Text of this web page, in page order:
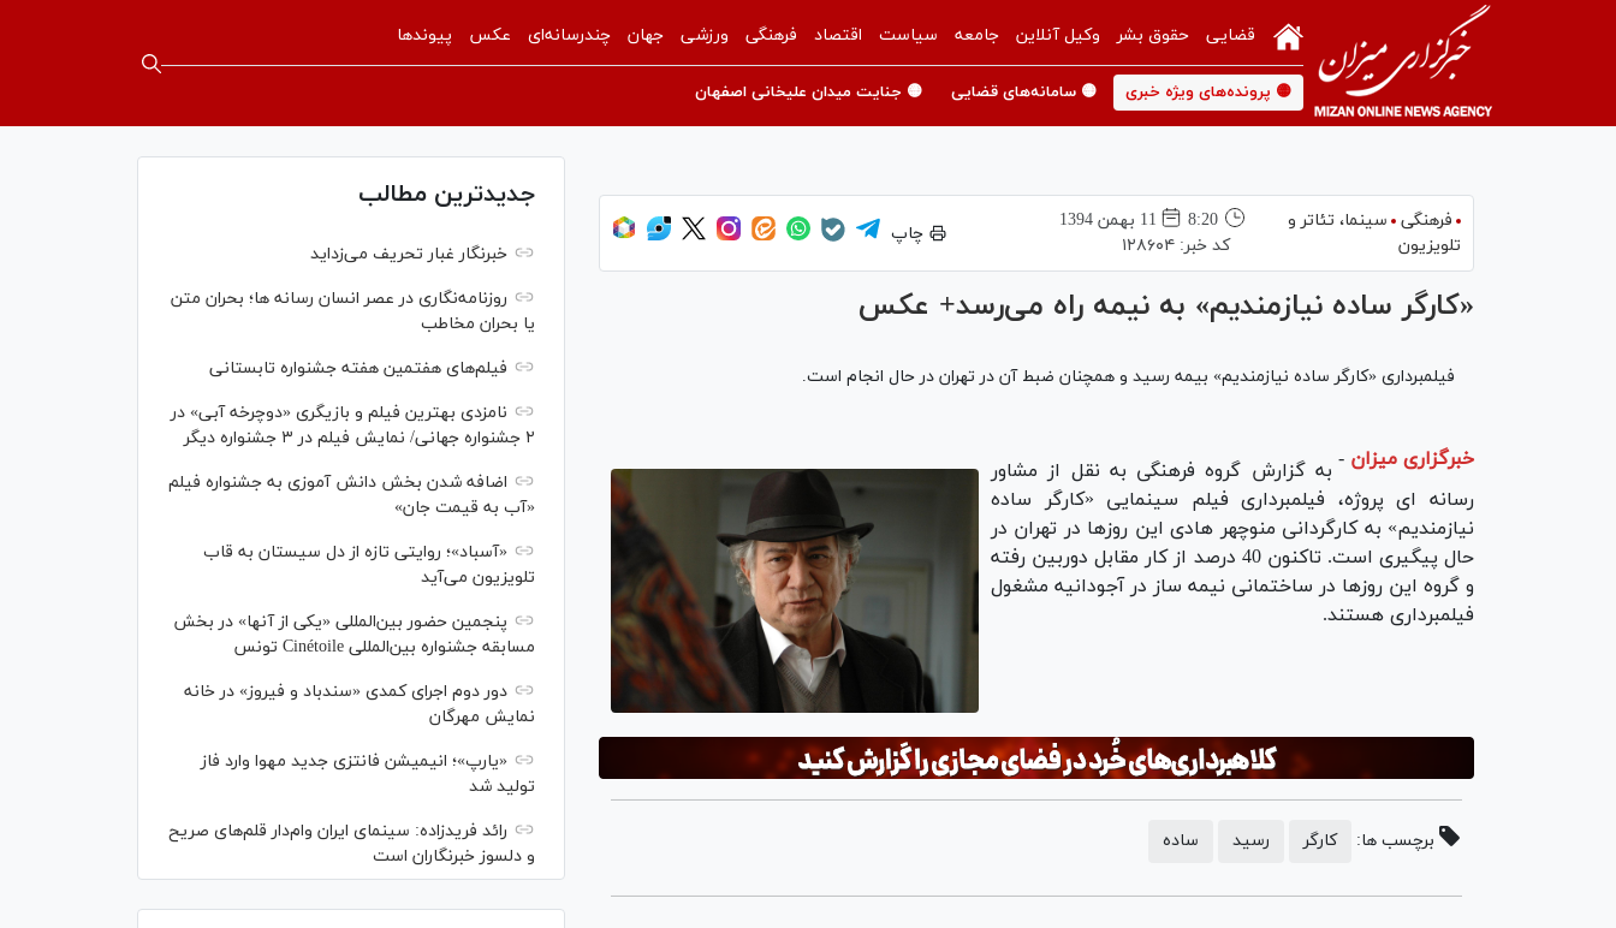
قضایی حقوق بشر وکیل آنلاین جامعه سیاست اقتصاد فرهنگی ورزشی جهان چندرسانه‌ای عکس پیوندها
🟡 پرونده‌های ویژه خبری 🟡 سامانه‌های قضایی 🟡 جنایت میدان علیخانی اصفهان
فرهنگی
سینما،‌ تئاتر و
تلویزیون
8:20
11 بهمن 1394
کد خبر: ۱۲۸۶۰۴
چاپ
«کارگر ساده نیازمندیم» به نیمه راه می‌رسد+ عکس
فیلمبرداری «کارگر ساده نیازمندیم» بیمه رسید و همچنان ضبط آن در تهران در حال انجام است.
خبرگزاری میزان - به گزارش گروه فرهنگی به نقل از مشاور
رسانه ای پروژه، فیلمبرداری فیلم سینمایی «کارگر ساده
نیازمندیم» به کارگردانی منوچهر هادی این روزها در تهران در
حال پیگیری است. تاکنون 40 درصد از کار مقابل دوربین رفته
و گروه این روزها در ساختمانی نیمه ساز در آجودانیه مشغول
فیلمبرداری هستند.
برچسب ها: کارگر رسید ساده
جدیدترین مطالب
خبرنگار غبار تحریف می‌زداید
روزنامه‌نگاری در عصر انسان رسانه ها؛ بحران متن
یا بحران مخاطب
فیلم‌های هفتمین هفته جشنواره تابستانی
نامزدی بهترین فیلم و بازیگری «دوچرخه آبی» در
۲ جشنواره جهانی/ نمایش فیلم در ۳ جشنواره دیگر
اضافه شدن بخش دانش آموزی به جشنواره فیلم
«آب به قیمت جان»
«آسباد»؛ روایتی تازه از دل سیستان به قاب
تلویزیون می‌آید
پنجمین حضور بین‌المللی «یکی از آنها» در بخش
مسابقه جشنواره بین‌المللی Cinétoile تونس
دور دوم اجرای کمدی «سندباد و فیروز» در خانه
نمایش مهرگان
«یارپ»؛ انیمیشن فانتزی جدید مهوا وارد فاز
تولید شد
رائد فریدزاده: سینمای ایران وام‌دار قلم‌های صریح
و دلسوز خبرنگاران است